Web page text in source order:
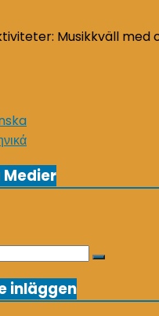
Musikkväll med
Medier
Search
inläggen